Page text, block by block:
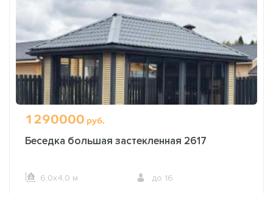
1290000 руб.
Беседка большая застекленная 2617
6,0х4,0 м. до 16